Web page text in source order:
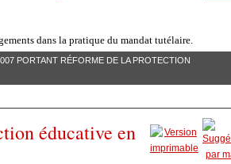
dans la pratique du mandat tutélaire.
PORTANT RÉFORME DE LA PROTECTION
éducative en